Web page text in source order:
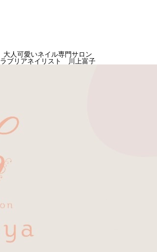
大人可愛いネイル専門サロン
ラブリアネイリスト 川上富子